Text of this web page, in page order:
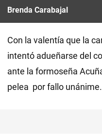
Brenda Carabajal
Con la valentía que la
intentó adueñarse del
ante la formoseña
pelea por fallo unánime.